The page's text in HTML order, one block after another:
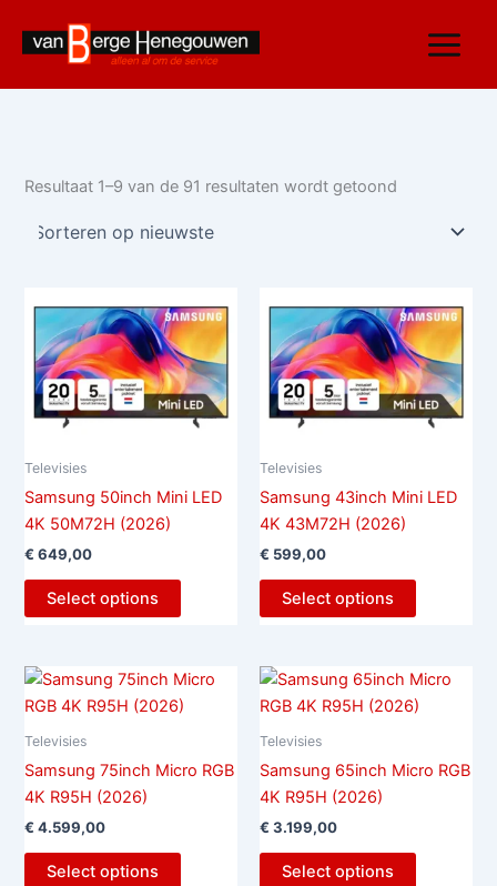
inhoud
Resultaat 1–9 van de 91 resultaten wordt getoond
nieuwste
Televisies
Samsung 50inch Mini LED
4K 50M72H (2026)
€ 649,00
Select options
Televisies
Samsung 43inch Mini LED
4K 43M72H (2026)
€ 599,00
Select options
Televisies
Samsung 75inch Micro RGB
4K R95H (2026)
€ 4.599,00
Select options
Televisies
Samsung 65inch Micro RGB
4K R95H (2026)
€ 3.199,00
Select options